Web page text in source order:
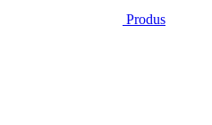
Produs